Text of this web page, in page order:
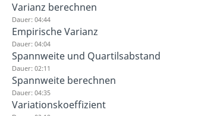
Varianz berechnen
Dauer: 04:44
Empirische Varianz
Dauer: 04:04
Spannweite und Quartilsabstand
Dauer: 02:11
Spannweite berechnen
Dauer: 04:35
Variationskoeffizient